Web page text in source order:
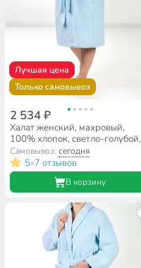
Лучшая цена
Только самовывоз
2 534 ₽
Халат женский, махровый,
100% хлопок, светло-голубой,
M-L, 46-48, Silvano
Самовывоз:сегодня
5•7 отзывов
В корзину